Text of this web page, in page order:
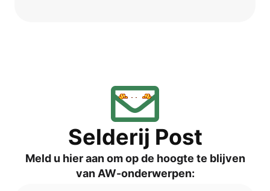
Sel­de­rij Post
Meld u hier aan om op de hoog­te te blij­ven
van AW-onderwerpen: